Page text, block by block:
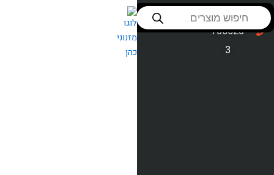
דילוג
לתוכן
053-
736623
3
שירות לקוחות
סניפים
Products
search